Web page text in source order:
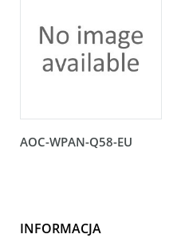
AOC-WPAN-Q58-EU
INFORMACJA